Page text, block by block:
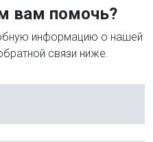
помочь?
информацию о нашей
связи ниже.